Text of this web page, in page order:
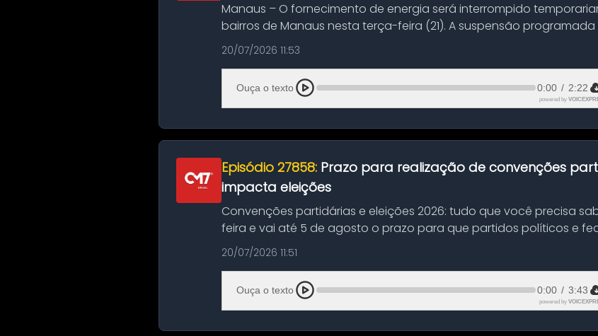
Manaus – O fornecimento de energia será interrompido
bairros de Manaus nesta terça-feira (21). A suspensão
serviços de manuten...
20/07/2026 11:53
Ouça o texto 0:00 / 2:22
powered by
Episódio 27858: Prazo para realização de convenções
impacta eleições
Convenções partidárias e eleições 2026: tudo que você precisa
feira e vai até 5 de agosto o prazo para que partidos políticos e
suas convençõ...
20/07/2026 11:51
Ouça o texto 0:00 / 3:43
powered by